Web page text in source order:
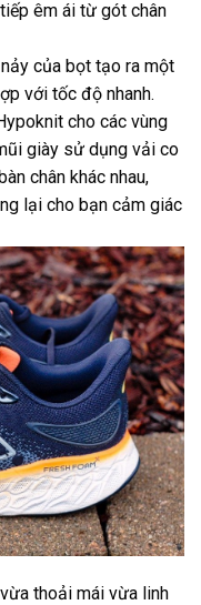
êm ái từ gót chân
của bọt tạo ra một
với tốc độ nhanh.
cho các vùng
giày sử dụng vải co
chân khác nhau,
lại cho bạn cảm giác
thoải mái vừa linh